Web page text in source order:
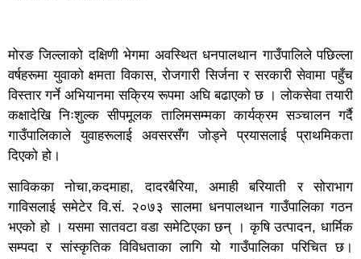
मोरङ जिल्लाको दक्षिणी भेगमा अवस्थित धनपालथान गाउँपालिले पछिल्ला
वर्षहरूमा युवाको क्षमता विकास, रोजगारी सिर्जना र सरकारी सेवामा पहुँच
विस्तार गर्ने अभियानमा सक्रिय रूपमा अघि बढाएको छ । लोकसेवा तयारी
कक्षादेखि निःशुल्क सीपमूलक तालिमसम्मका कार्यक्रम सञ्चालन गर्दै
गाउँपालिकाले युवाहरूलाई अवसरसँग जोड्ने प्रयासलाई प्राथमिकता
दिएको हो।
साविकका नोचा,कदमाहा, दादरबैरिया, अमाही बरियाती र सोराभाग
गाविसलाई समेटेर वि.सं. २०७३ सालमा धनपालथान गाउँपालिका गठन
भएको हो । यसमा सातवटा वडा समेटिएका छन् । कृषि उत्पादन, धार्मिक
सम्पदा र सांस्कृतिक विविधताका लागि यो गाउँपालिका परिचित छ।